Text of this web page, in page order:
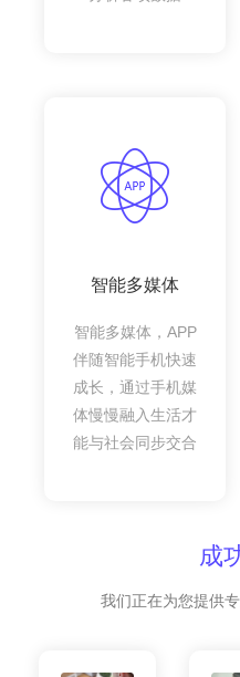
智能多媒体
智能多媒体，APP
伴随智能手机快速
成长，通过手机媒
体慢慢融入生活才
能与社会同步交合
成
我们正在为您提供